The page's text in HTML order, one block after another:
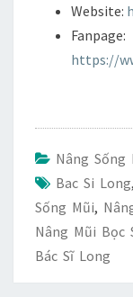
Website:
Fanpage:
https://
Nâng Sống
Bac Si Long,
Sống Mũi,
Nâng Mũi Bọc
Bác Sĩ Long